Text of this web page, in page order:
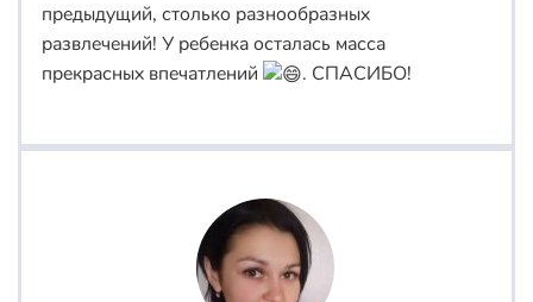
предыдущий, столько разнообразных
развлечений! У ребенка осталась масса
прекрасных впечатлений
. СПАСИБО!